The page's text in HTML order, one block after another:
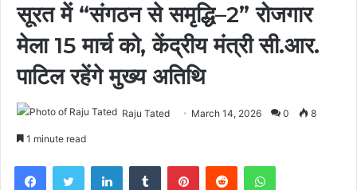
सूरत में “संगठन से समृद्धि–2” रोजगार
मेला 15 मार्च को, केंद्रीय मंत्री सी.आर.
पाटिल रहेंगे मुख्य अतिथि
Raju Tated March 14, 2026 0 8
1 minute read
FacebookTwitter LinkedInTumblr PinterestReddit WhatsApp